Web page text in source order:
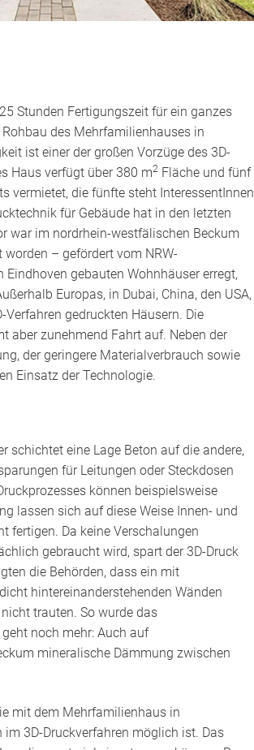
Stunden Fertigungszeit für ein ganzes
des Mehrfamilienhauses in
ist einer der großen Vorzüge des 3D-
Haus verfügt über 380 m2 Fläche und fünf
vermietet, die fünfte steht InteressentInnen
für Gebäude hat in den letzten
war im nordrhein-westfälischen Beckum
– gefördert vom NRW-
gebauten Wohnhäuser erregt,
Europas, in Dubai, China, den USA,
gedruckten Häusern. Die
aber zunehmend Fahrt auf. Neben der
der geringere Materialverbrauch sowie
Einsatz der Technologie.
schichtet eine Lage Beton auf die andere,
für Leitungen oder Steckdosen
können beispielsweise
lassen sich auf diese Weise Innen- und
fertigen. Da keine Verschalungen
gebraucht wird, spart der 3D-Druck
die Behörden, dass ein mit
hintereinanderstehenden Wänden
trauten. So wurde das
noch mehr: Auch auf
mineralische Dämmung zwischen
mit dem Mehrfamilienhaus in
3D-Druckverfahren möglich ist. Das